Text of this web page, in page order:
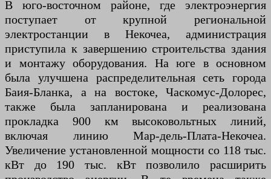
В юго-восточном районе, где электроэнергия
поступает от крупной региональной
электростанции в Некочеа, администрация
приступила к завершению строительства здания
и монтажу оборудования. На юге в основном
была улучшена распределительная сеть города
Баия-Бланка, а на востоке, Часкомус-Долорес,
также была запланирована и реализована
прокладка 900 км высоковольтных линий,
включая линию Мар-дель-Плата-Некочеа.
Увеличение установленной мощности со 118 тыс.
кВт до 190 тыс. кВт позволило расширить